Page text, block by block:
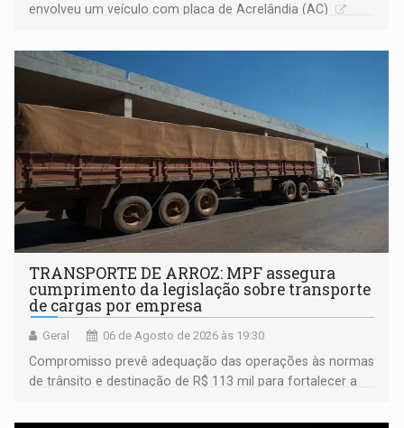
envolveu um veículo com placa de Acrelândia (AC)
TRANSPORTE DE ARROZ: MPF assegura
cumprimento da legislação sobre transporte
de cargas por empresa
Geral 06 de Agosto de 2026 às 19:30
Compromisso prevê adequação das operações às normas
de trânsito e destinação de R$ 113 mil para fortalecer a